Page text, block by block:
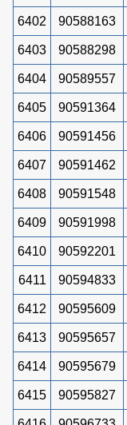
6402 90588163
6403 90588298
6404 90589557
6405 90591364
6406 90591456
6407 90591462
6408 90591548
6409 90591998
6410 90592201
6411 90594833
6412 90595609
6413 90595657
6414 90595679
6415 90595827